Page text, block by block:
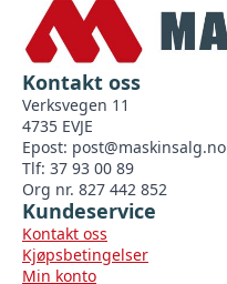
Kontakt oss
Verksvegen 11
4735 EVJE
Epost: post@maskinsalg.no
Tlf: 37 93 00 89
Org nr. 827 442 852
Kundeservice
Kontakt oss
Kjøpsbetingelser
Min konto